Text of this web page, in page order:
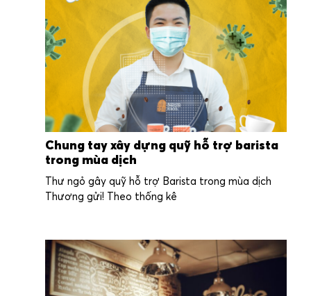
Chung tay xây dựng quỹ hỗ trợ barista
trong mùa dịch
Thư ngỏ gây quỹ hỗ trợ Barista trong mùa dịch
Thương gửi! Theo thống kê